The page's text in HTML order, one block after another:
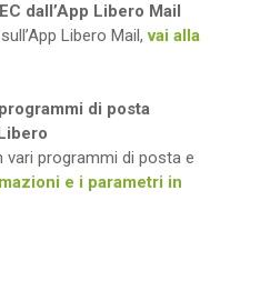
dall’App Libero Mail
Libero Mail,vai alla
di posta
vari programmi di posta e
e i parametri in